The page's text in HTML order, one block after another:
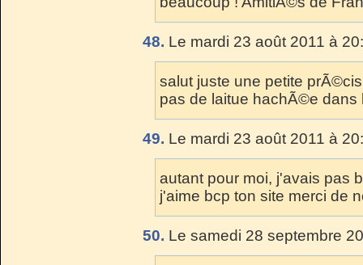
48. Le mardi 23 août 2011 à
salut juste une petite
pas de laitue hachÃ©e dans
49. Le mardi 23 août 2011 à
autant pour moi, j'avais pas
j'aime bcp ton site merci de
50. Le samedi 28 septembre